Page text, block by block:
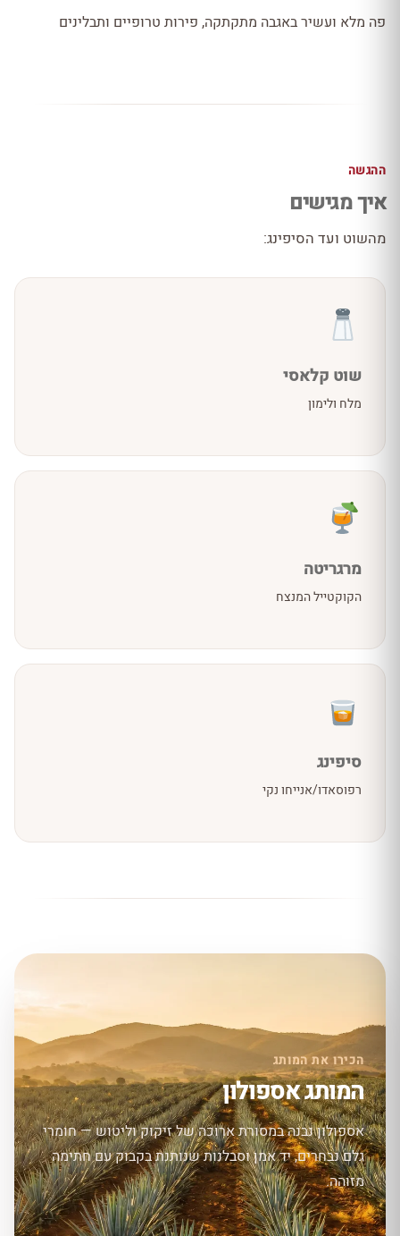
פה מלא ועשיר באגבה מתקתקה, פירות טרופיים ותבלינים
ההגשה
איך מגישים
מהשוט ועד הסיפינג:
שוט קלאסי
מלח ולימון
מרגריטה
הקוקטייל המנצח
סיפינג
רפוסאדו/אנייחו נקי
הכירו את המותג
המותג אספולון
אספולון נבנה במסורת ארוכה של זיקוק וליטוש — חומרי
גלם נבחרים, יד אמן וסבלנות שנותנת בקבוק עם חתימה
מזוהה.